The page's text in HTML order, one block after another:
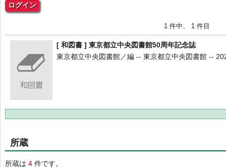
ログイン
1 件中、 1 件目
[ 和図書 ] 東京都立中央図書館50周年記念誌
東京都立中央図書館／編 -- 東京都立中央図書館 --
所蔵
所蔵は 4 件です。